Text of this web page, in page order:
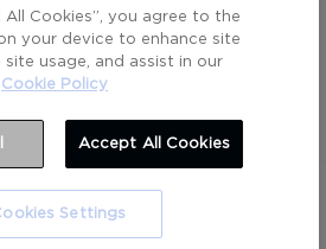
GmbH 2026
All Cookies”, you agree to the
your device to enhance site
usage, and assist in our
Cookie Policy
Accept All Cookies
Settings